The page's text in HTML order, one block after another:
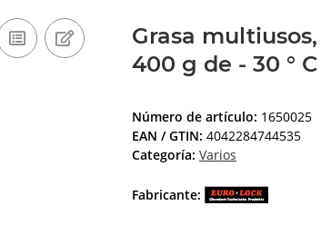
Grasa
400 g de - 30 ° C
Número de artículo: 1650025
EAN / GTIN: 4042284744535
Categoría: Varios
Fabricante: